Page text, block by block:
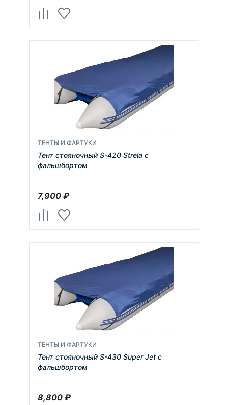
ТЕНТЫ И ФАРТУКИ
Тент стояночный S-420 Strela с
фальшбортом
7,900₽
ТЕНТЫ И ФАРТУКИ
Тент стояночный S-430 Super Jet с
фальшбортом
8,800₽